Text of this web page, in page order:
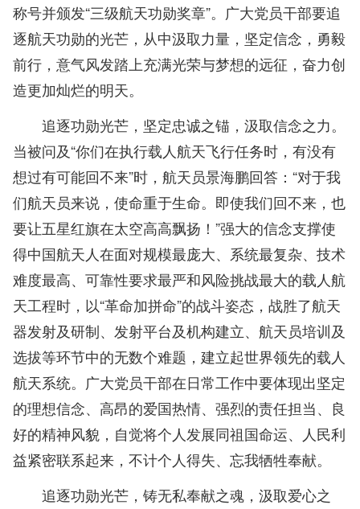
称号并颁发“三级航天功勋奖章”。广大党员干部要追
逐航天功勋的光芒，从中汲取力量，坚定信念，勇毅
前行，意气风发踏上充满光荣与梦想的远征，奋力创
造更加灿烂的明天。
追逐功勋光芒，坚定忠诚之锚，汲取信念之力。
当被问及“你们在执行载人航天飞行任务时，有没有
想过有可能回不来”时，航天员景海鹏回答：“对于我
们航天员来说，使命重于生命。即使我们回不来，也
要让五星红旗在太空高高飘扬！”强大的信念支撑使
得中国航天人在面对规模最庞大、系统最复杂、技术
难度最高、可靠性要求最严和风险挑战最大的载人航
天工程时，以“革命加拼命”的战斗姿态，战胜了航天
器发射及研制、发射平台及机构建立、航天员培训及
选拔等环节中的无数个难题，建立起世界领先的载人
航天系统。广大党员干部在日常工作中要体现出坚定
的理想信念、高昂的爱国热情、强烈的责任担当、良
好的精神风貌，自觉将个人发展同祖国命运、人民利
益紧密联系起来，不计个人得失、忘我牺牲奉献。
追逐功勋光芒，铸无私奉献之魂，汲取爱心之